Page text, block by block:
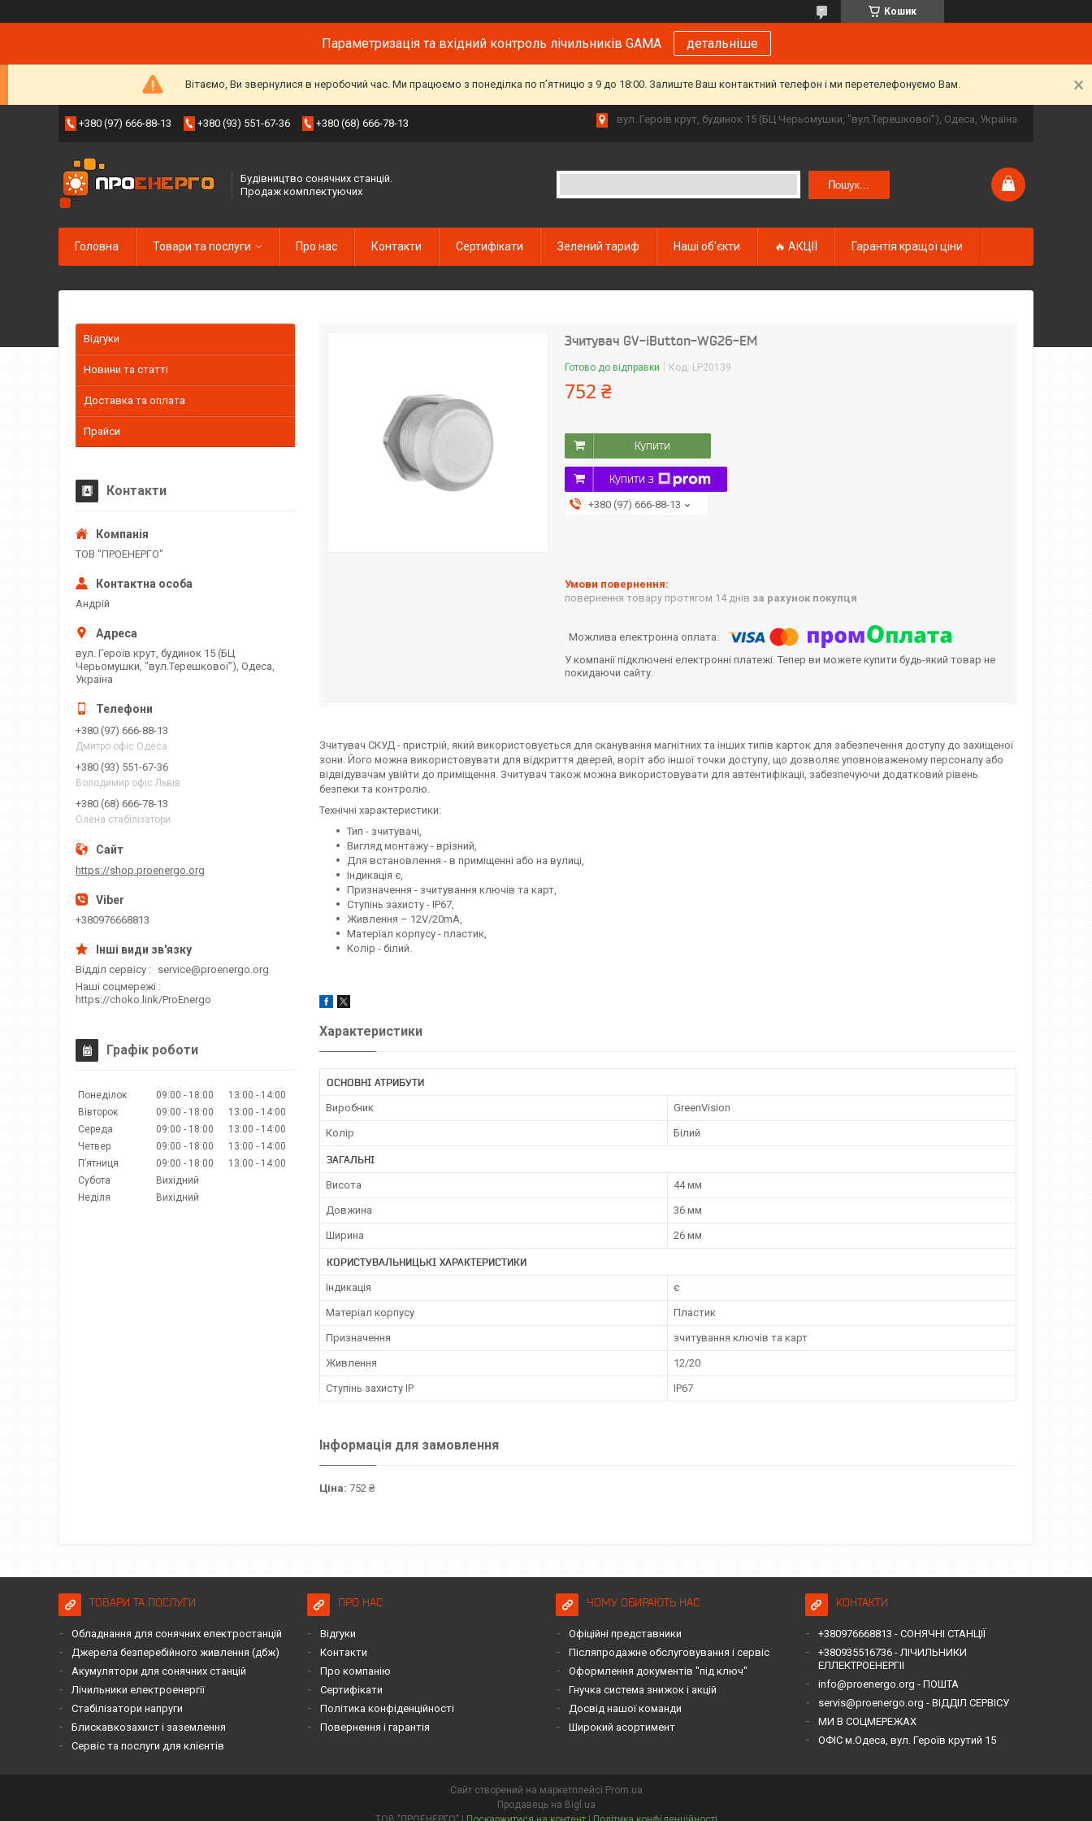
Кошик
Параметризація та вхідний контроль лічильників GAMA детальніше
Вітаємо, Ви звернулися в неробочий час. Ми працюємо з понеділка по пʼятницю з 9 до 18:00. Залиште Ваш контактний телефон і ми перетелефонуємо Вам.
+380 (97) 666-88-13 +380 (93) 551-67-36 +380 (68) 666-78-13 вул. Героїв крут, будинок 15 (БЦ Черьомушки, "вул.Терешкової"), Одеса, Україна
Будівництво сонячних станцій.
Продаж комплектуючих
Пошук...
Головна Товари та послуги Про нас Контакти Сертифікати Зелений тариф Наші об'єкти 🔥 АКЦІЇ Гарантія кращої ціни
Зчитувач GV-iButton-WG26-EM
Готово до відправки Код: LP20139
752 ₴
Купити
Купити з
+380 (97) 666-88-13
повернення товару протягом 14 днів за рахунок покупця
У компанії підключені електронні платежі. Тепер ви можете купити будь-який товар не
покидаючи сайту.
Зчитувач СКУД - пристрій, який використовується для сканування магнітних та інших типів карток для забезпечення доступу до захищеної
зони. Його можна використовувати для відкриття дверей, воріт або іншої точки доступу, що дозволяє уповноваженому персоналу або
відвідувачам увійти до приміщення. Зчитувач також можна використовувати для автентифікації, забезпечуючи додатковий рівень
безпеки та контролю.
Технічні характеристики:
Тип - зчитувачі,
Вигляд монтажу - врізний,
Для встановлення - в приміщенні або на вулиці,
Індикація є,
Призначення - зчитування ключів та карт,
Ступінь захисту - IP67,
Живлення – 12V/20mA,
Матеріал корпусу - пластик,
Колір - білий.
Характеристики
ОСНОВНІ АТРИБУТИ
Виробник GreenVision
Колір Білий
ЗАГАЛЬНІ
Висота 44 мм
Довжина 36 мм
Ширина 26 мм
КОРИСТУВАЛЬНИЦЬКІ ХАРАКТЕРИСТИКИ
Індикація є
Матеріал корпусу Пластик
Призначення зчитування ключів та карт
Живлення 12/20
Ступінь захисту IP IP67
Інформація для замовлення
Ціна: 752 ₴
Відгуки
Новини та статті
Доставка та оплата
Прайси
Контакти
ТОВ "ПРОЕНЕРГО"
Андрій
вул. Героїв крут, будинок 15 (БЦ
Черьомушки, "вул.Терешкової"), Одеса,
Україна
+380 (97) 666-88-13
Дмитро офіс Одеса
+380 (93) 551-67-36
Володимир офіс Львів
+380 (68) 666-78-13
Олена стабілізатори
https://shop.proenergo.org
+380976668813
Відділ сервісу
service@proenergo.org
Наші соцмережі
https://choko.link/ProEnergo
Графік роботи
Понеділок 09:00 18:00 13:00
14:00
Вівторок
09:00 18:00 13:00
14:00
Середа
09:00 18:00 13:00
14:00
Четвер
09:00 18:00 13:00
14:00
Пʼятниця
09:00 18:00 13:00
14:00
Субота
Вихідний
Неділя
Вихідний
ТОВАРИ ТА ПОСЛУГИ
Обладнання для сонячних електростанцій
Джерела безперебійного живлення (дбж)
Акумулятори для сонячних станцій
Лічильники електроенергії
Стабілізатори напруги
Блискавкозахист і заземлення
Сервіс та послуги для клієнтів
ПРО НАС
Відгуки
Контакти
Про компанію
Сертифікати
Політика конфіденційності
Повернення і гарантія
ЧОМУ ОБИРАЮТЬ НАС
Офіційні представники
Післяпродажне обслуговування і сервіс
Оформлення документів "під ключ"
Гнучка система знижок і акцій
Досвід нашої команди
Широкий асортимент
КОНТАКТИ
+380976668813 - СОНЯЧНІ СТАНЦІЇ
+380935516736 - ЛІЧИЛЬНИКИ
ЕЛЛЕКТРОЕНЕРГІІ
info@proenergo.org - ПОШТА
servis@proenergo.org - ВІДДІЛ СЕРВІСУ
МИ В СОЦМЕРЕЖАХ
ОФІС м.Одеса, вул. Героїв крутий 15
Сайт створений на маркетплейсі Prom.ua
Продавець на Bigl.ua